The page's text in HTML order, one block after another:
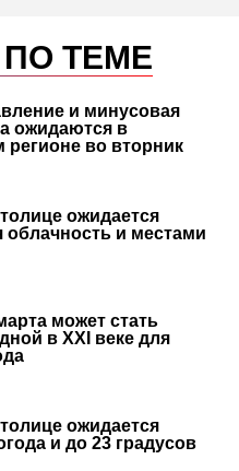
ТЕМЕ
и минусовая
ожидаются в
регионе во вторник
ожидается
облачность и местами
может стать
в XXI веке для
ожидается
и до 23 градусов